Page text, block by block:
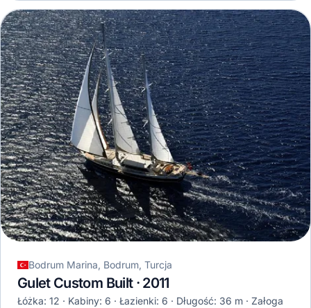
Bodrum Marina, Bodrum, Turcja
Gulet Custom Built · 2011
Łóżka: 12 Kabiny: 6 Łazienki: 6 Długość: 36 m
Załoga